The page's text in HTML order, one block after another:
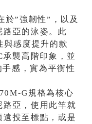
於”強韌性”，以及
亞的泳姿。此
與感度提升的款
襲高階印象，並
感，實為平衡性
G規格為核心
亞，使用此竿就
投至標點，或是